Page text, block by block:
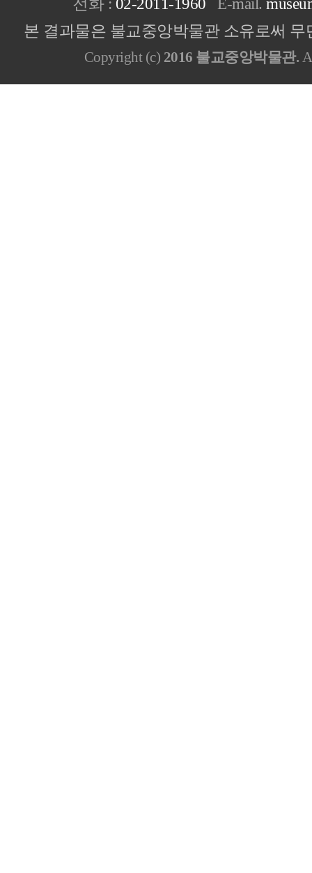
전화 : 02-2011-1960 E-mail.
본 결과물은 불교중앙박물관 소유로써
Copyright (c) 2016 불교중앙박물관.